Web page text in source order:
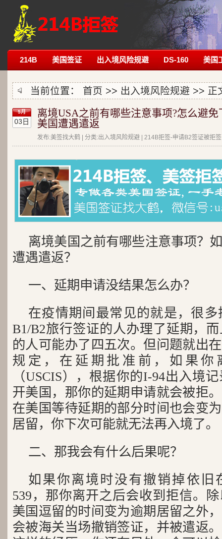
214B 美国签证 出入境风险规避 DS-160 美国
当前位置： 首页 >> 出入境风险规避 >> 正
5月
03日
离境USA之前有哪些注意事项?怎么避免
美国遭遇遣返
发布:美签找大鹤 | 分类:出入境风险规避 | 214B拒签-申请B2签证被拒
离境美国之前有哪些注意事项？
遭遇遣返？
一、延期申请没结果怎么办？
在疫情期间最常见的就是，很
B1/B2旅行签证的人办理了延期，
的人可能办了四五次。但问题就出
规定，在延期批准前，如果你
（USCIS），根据你的I-94出入境
开美国，那你的延期申请就会被拒
在美国等待延期的部分时间也会变
居留，你下次可能就无法再入境了。
二、那我会有什么后果呢？
如果你离境时没有撤销掉依旧
539，那你离开之后会收到拒信。
美国逗留的时间变为逾期居留之外
会被海关当场撤销签证，并被遣返